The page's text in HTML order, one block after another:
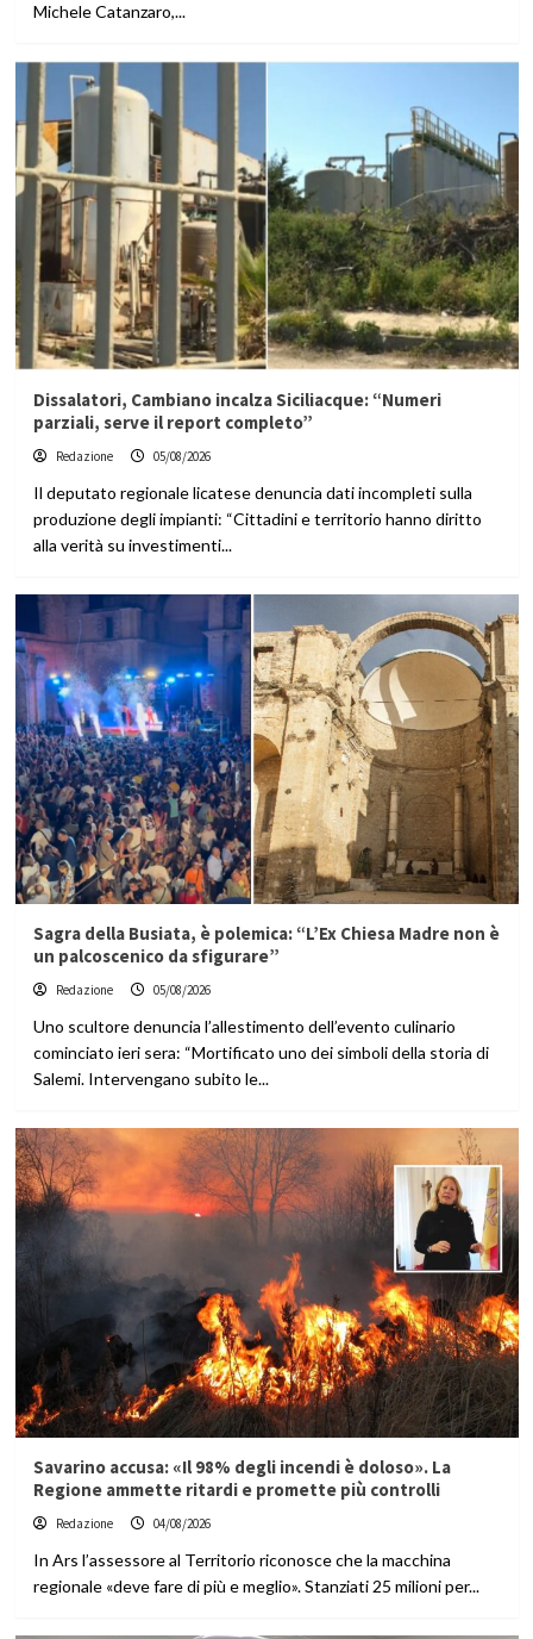
Michele Catanzaro,...
Dissalatori, Cambiano incalza Siciliacque: “Numeri
parziali, serve il report completo”
Redazione 05/08/2026
Il deputato regionale licatese denuncia dati incompleti sulla
produzione degli impianti: “Cittadini e territorio hanno diritto
alla verità su investimenti...
Sagra della Busiata, è polemica: “L’Ex Chiesa Madre non è
un palcoscenico da sfigurare”
Redazione 05/08/2026
Uno scultore denuncia l’allestimento dell’evento culinario
cominciato ieri sera: “Mortificato uno dei simboli della storia di
Salemi. Intervengano subito le...
Savarino accusa: «Il 98% degli incendi è doloso». La
Regione ammette ritardi e promette più controlli
Redazione 04/08/2026
In Ars l’assessore al Territorio riconosce che la macchina
regionale «deve fare di più e meglio». Stanziati 25 milioni per...